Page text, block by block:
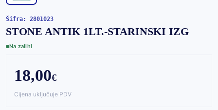
Šifra: 2801023
STONE ANTIK 1LT.-STARINSKI IZG
Na zalihi
18,00€
Cijena uključuje PDV